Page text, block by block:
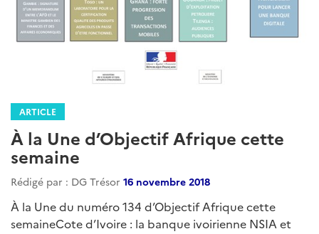
ARTICLE
À la Une d’Objectif Afrique cette
semaine
Rédigé par : DG Trésor 16 novembre 2018
À la Une du numéro 134 d’Objectif Afrique cette
semaineCote d’Ivoire : la banque ivoirienne NSIA et